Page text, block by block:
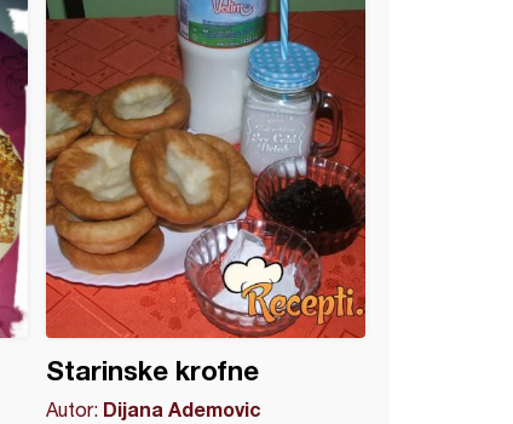
Starinske krofne
Autor: Dijana Ademovic